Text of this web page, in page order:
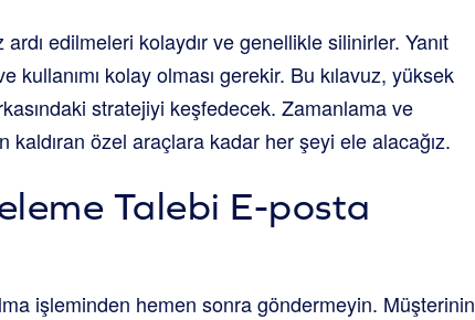
edilmeleri kolaydır ve genellikle silinirler. Yanıt
kullanımı kolay olması gerekir. Bu kılavuz, yüksek
stratejiyi keşfedecek. Zamanlama ve
özel araçlara kadar her şeyi ele alacağız.
Talebi E-posta
işleminden hemen sonra göndermeyin. Müşterinin